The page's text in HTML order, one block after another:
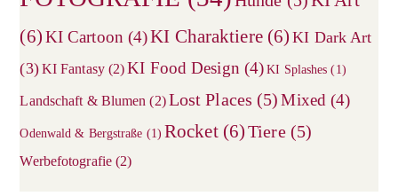
(6)KI Cartoon (4)KI Charaktiere(6) KI Dark Art
(3)KI Fantasy(2)KI Food Design (4) KI Splashes (1)
Landschaft & Blumen (2)Lost Places (5) Mixed (4)
Odenwald & Bergstraße (1) Rocket(6)Tiere(5)
Werbefotografie(2)